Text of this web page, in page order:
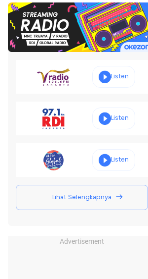
Listen
Listen
Listen
Lihat Selengkapnya
Advertisement